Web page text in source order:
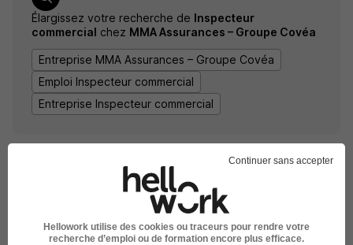
Élargissez votre recherche de Inspecteur
commercial chez MMA Assurances – Groupe Covéa
Entreprise MMA Assurances – Groupe Covéa
Emploi Inspecteur commercial
Entreprise Inspecteur commercial
Continuer sans accepter
Hellowork utilise des cookies ou traceurs pour rendre votre
recherche d’emploi ou de formation encore plus efficace.